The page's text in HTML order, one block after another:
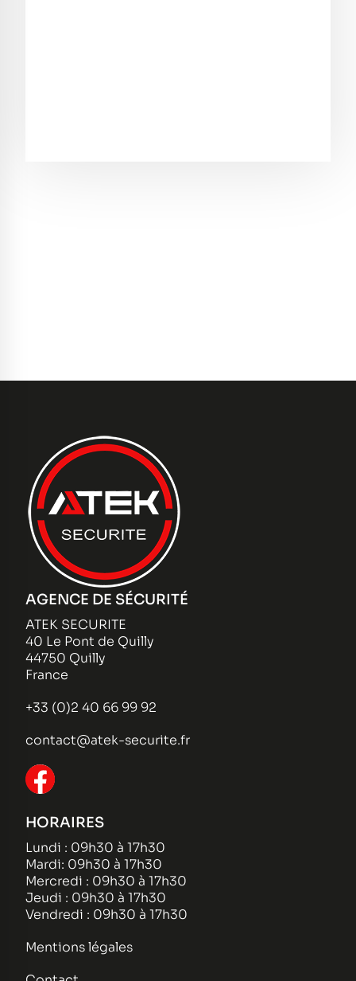
AGENCE DE SÉCURITÉ
ATEK SECURITE
40 Le Pont de Quilly
44750 Quilly
France
+33 (0)2 40 66 99 92
contact@atek-securite.fr
HORAIRES
Lundi : 09h30 à 17h30
Mardi: 09h30 à 17h30
Mercredi : 09h30 à 17h30
Jeudi : 09h30 à 17h30
Vendredi : 09h30 à 17h30
Mentions légales